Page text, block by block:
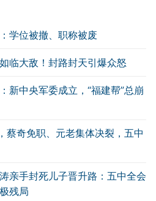
学位被撤、职称被废
临大敌！封路封天引爆众怒
新中央军委成立，“福建帮”总崩
蔡奇免职、元老集体决裂，五中
亲手封死儿子晋升路：五中全会
残局